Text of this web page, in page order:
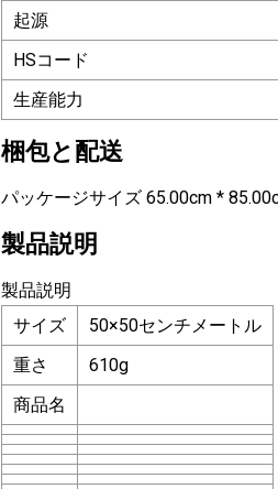
起源
HSコード
生産能力
梱包と配送
パッケージサイズ 65.00cm *
製品説明
製品説明
サイズ
50×50センチメートル
重さ
610g
商品名